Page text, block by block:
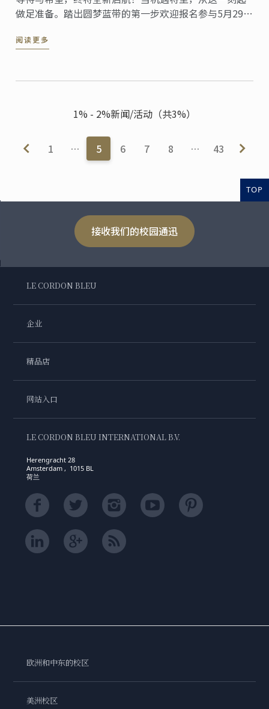
做足准备。踏出圆梦蓝带的第一步欢迎报名参与5月29日
阅读更多
1% - 2%新闻/活动（共3%）
1 … 5 6 7 8 … 43
TOP
接收我们的校园通迅
LE CORDON BLEU
企业
精品店
网站入口
LE CORDON BLEU INTERNATIONAL B.V.
Herengracht 28
Amsterdam , 1015 BL
荷兰
欧洲和中东的校区
美洲校区